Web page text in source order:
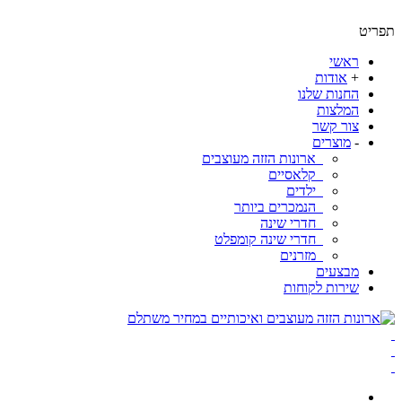
ראשי
אודות
החנות שלנו
המלצות
צור קשר
מוצרים
ארונות הזזה מעוצבים
קלאסיים
ילדים
הנמכרים ביותר
חדרי שינה
חדרי שינה קומפלט
מזרנים
מבצעים
שירות לקוחות